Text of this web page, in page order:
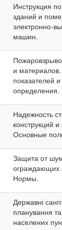
Инструкция
зданий и
электронно-
машин.
и
показателей
определения.
Надежность
конструкций
Основные
Защита от
ограждающих
Нормы.
Державні
планування
населених